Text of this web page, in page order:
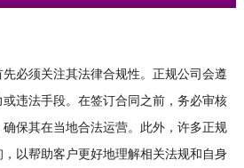
须关注其法律合规性。正规公司会遵
违法手段。在签订合同之前，务必审核
保其在当地合法运营。此外，许多正规
以帮助客户更好地理解相关法规和自身